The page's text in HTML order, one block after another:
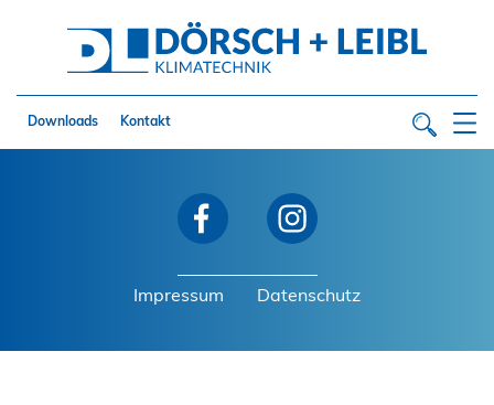
Downloads Kontakt
Impressum Datenschutz